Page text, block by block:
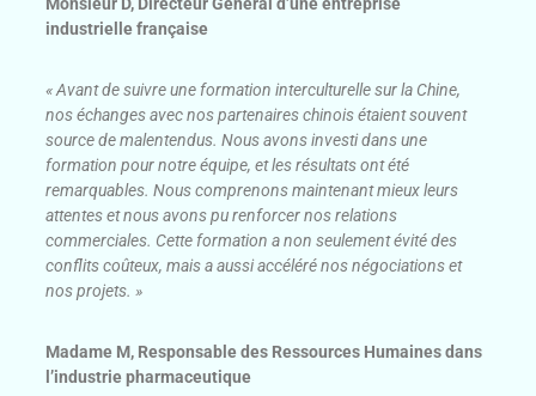
industrielle française
« Avant de suivre une formation interculturelle sur la Chine,
nos échanges avec nos partenaires chinois étaient souvent
source de malentendus. Nous avons investi dans une
formation pour notre équipe, et les résultats ont été
remarquables. Nous comprenons maintenant mieux leurs
attentes et nous avons pu renforcer nos relations
commerciales. Cette formation a non seulement évité des
conflits coûteux, mais a aussi accéléré nos négociations et
nos projets. »
Madame M, Responsable des Ressources Humaines dans
l’industrie pharmaceutique